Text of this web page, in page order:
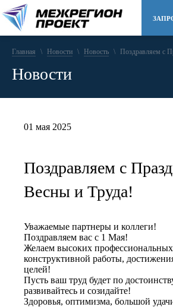
8 (495) 258-48-22
Главная \ Новости \ Новость \ Поздравляем с
Новости
01 мая 2025
Поздравляем с
Весны и Труда!
Уважаемые партнеры и коллеги!
Поздравляем вас с 1 Мая!
Желаем высоких профессиональных
конструктивной работы,
целей!
Пусть ваш труд будет по
развивайтесь и созидайте!
Здоровья, оптимизма, большой